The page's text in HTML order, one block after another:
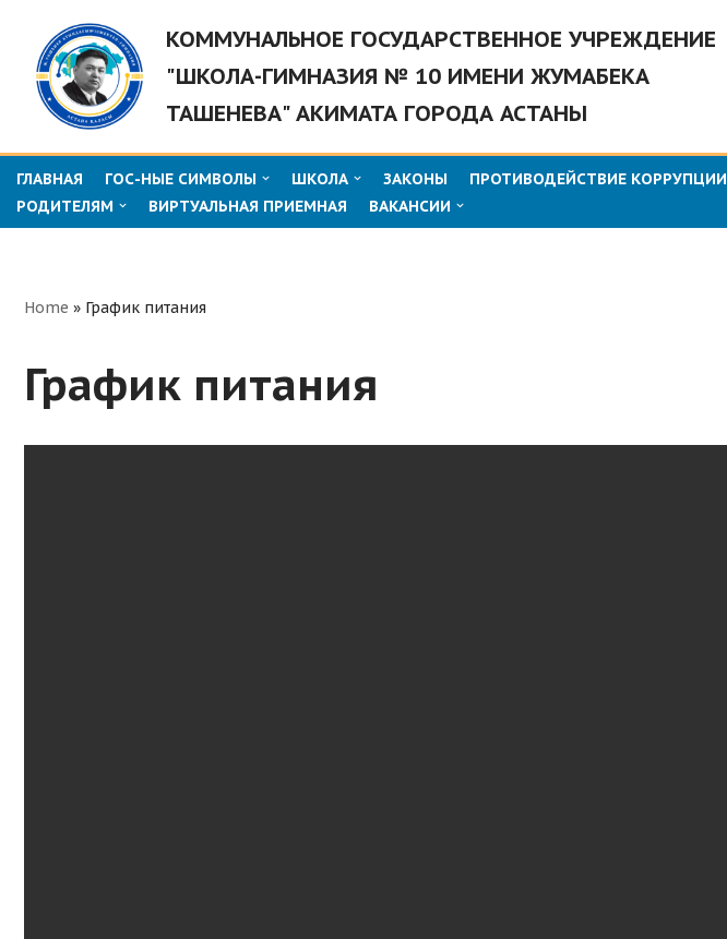
Перейти
содержимому
КОММУНАЛЬНОЕ ГОСУДАРСТВЕННОЕ УЧРЕЖДЕНИЕ
"ШКОЛА-ГИМНАЗИЯ № 10 ИМЕНИ ЖУМАБЕКА
ТАШЕНЕВА" АКИМАТА ГОРОДА АСТАНЫ
ГЛАВНАЯ ГОС-НЫЕ СИМВОЛЫ ШКОЛА ЗАКОНЫ ПРОТИВОДЕЙСТВИЕ КОРРУПЦИИ
РОДИТЕЛЯМ
ВИРТУАЛЬНАЯ ПРИЕМНАЯ ВАКАНСИИ
Home » График питания
График питания